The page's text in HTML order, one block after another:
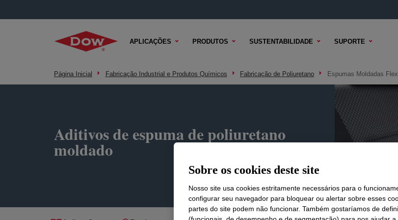
APLICAÇÕES PRODUTOS SUSTENTABILIDADE SUPORTE
Página Inicial Fabricação Industrial e Produtos Químicos Fabricação de Poliuretano Espumas Moldadas
Aditivos de espuma de poliuretano
moldado
Sobre os cookies deste site
Nosso site usa cookies estritamente necessários para o
configurar seu navegador para bloquear ou alertar sobre esses
partes do site podem não funcionar. Também gostaríamos de